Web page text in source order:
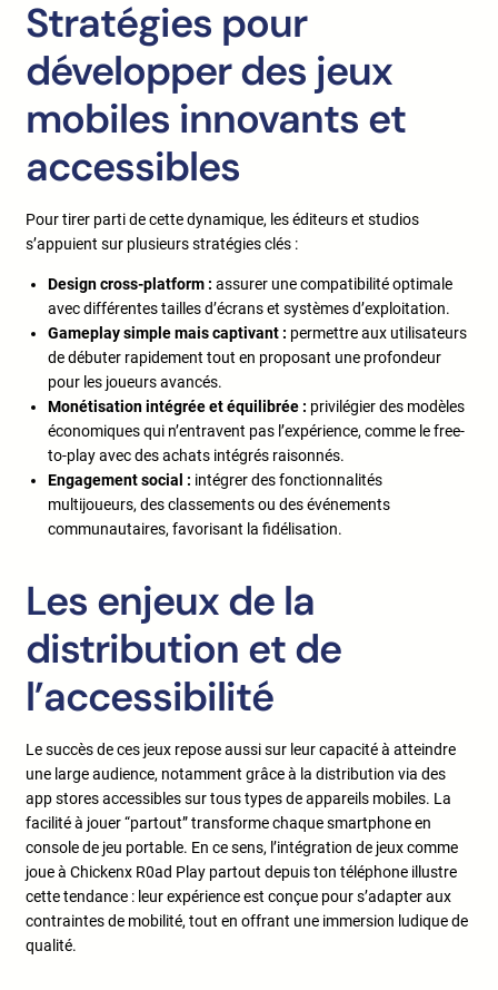
Stratégies pour
développer des jeux
mobiles innovants et
accessibles
Pour tirer parti de cette dynamique, les éditeurs et studios
s’appuient sur plusieurs stratégies clés :
Design cross-platform : assurer une compatibilité optimale
avec différentes tailles d’écrans et systèmes d’exploitation.
Gameplay simple mais captivant : permettre aux utilisateurs
de débuter rapidement tout en proposant une profondeur
pour les joueurs avancés.
Monétisation intégrée et équilibrée : privilégier des modèles
économiques qui n’entravent pas l’expérience, comme le free-
to-play avec des achats intégrés raisonnés.
Engagement social : intégrer des fonctionnalités
multijoueurs, des classements ou des événements
communautaires, favorisant la fidélisation.
Les enjeux de la
distribution et de
l’accessibilité
Le succès de ces jeux repose aussi sur leur capacité à atteindre
une large audience, notamment grâce à la distribution via des
app stores accessibles sur tous types de appareils mobiles. La
facilité à jouer “partout” transforme chaque smartphone en
console de jeu portable. En ce sens, l’intégration de jeux comme
joue à Chickenx R0ad Play partout depuis ton téléphone illustre
cette tendance : leur expérience est conçue pour s’adapter aux
contraintes de mobilité, tout en offrant une immersion ludique de
qualité.